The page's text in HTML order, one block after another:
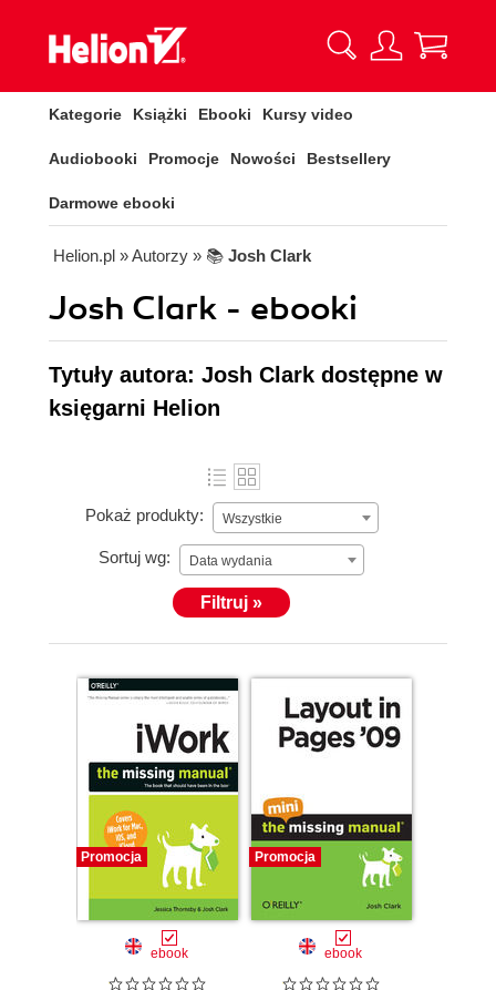
Kategorie Książki Ebooki Kursy video
Audiobooki Promocje Nowości Bestsellery
Darmowe ebooki
Helion.pl » Autorzy » 📚 Josh Clark
Josh Clark - ebooki
Tytuły autora: Josh Clark dostępne w
księgarni Helion
Pokaż produkty: Wszystkie
Sortuj wg: Data wydania
Filtruj »
Promocja
ebook
Promocja
ebook